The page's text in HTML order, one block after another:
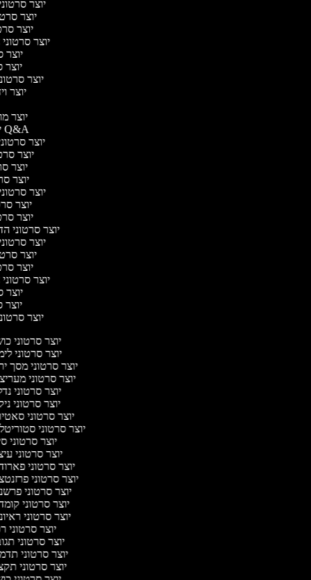
יוצר
יוצר
יוצר
יוצר
יוצר
יוצר
יוצר
יוצר
יוצר
יוצר סרטוני Q&A
יוצר
יוצר
יוצר
יוצר
יוצר
יוצר
יוצר
יוצר סרטוני
יוצר
יוצר
יוצר
יוצר
יוצר
יוצר
יוצר
יוצר סרטוני
יוצר סרטוני
יוצר סרטוני מסך
יוצר סרטוני
יוצר סרטוני
יוצר סרטוני
יוצר סרטוני
יוצר סרטוני
יוצר סרטוני
יוצר סרטוני
יוצר סרטוני
יוצר סרטוני
יוצר סרטוני
יוצר סרטוני
יוצר סרטוני
יוצר סרטוני
יוצר סרטוני
יוצר סרטוני
יוצר סרטוני